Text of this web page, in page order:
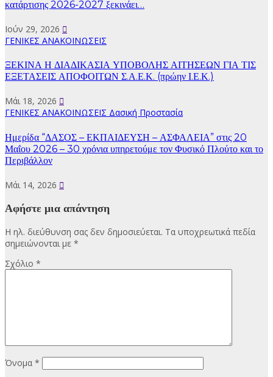
κατάρτισης 2026-2027 ξεκινάει…
Ιούν 29, 2026
ΓΕΝΙΚΕΣ ΑΝΑΚΟΙΝΩΣΕΙΣ
ΞΕΚΙΝΑ Η ΔΙΑΔΙΚΑΣΙΑ ΥΠΟΒΟΛΗΣ ΑΙΤΗΣΕΩΝ ΓΙΑ ΤΙΣ
ΕΞΕΤΑΣΕΙΣ ΑΠΟΦΟΙΤΩΝ Σ.Α.Ε.Κ. (πρώην Ι.Ε.Κ.)
Μάι 18, 2026
ΓΕΝΙΚΕΣ ΑΝΑΚΟΙΝΩΣΕΙΣ Δασική Προστασία
Ημερίδα “ΔΑΣΟΣ – ΕΚΠΑΙΔΕΥΣΗ – ΑΣΦΑΛΕΙΑ” στις 20
Μαΐου 2026 – 30 χρόνια υπηρετούμε τον Φυσικό Πλούτο και το
Περιβάλλον
Μάι 14, 2026
Αφήστε μια απάντηση
Η ηλ. διεύθυνση σας δεν δημοσιεύεται. Τα υποχρεωτικά πεδία
σημειώνονται με *
Σχόλιο *
Όνομα *